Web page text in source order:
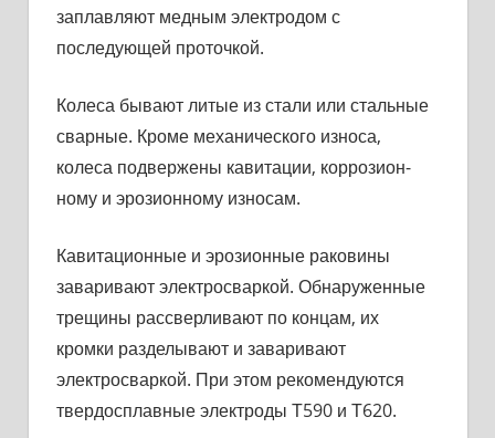
заплавляют медным электродом с
последующей проточкой.
Колеса бывают литые из стали или стальные
сварные. Кроме механического износа,
колеса подвержены кавитации, коррозион­
ному и эрозионному износам.
Кавитационные и эрозионные раковины
заваривают электро­сваркой. Обнаруженные
трещины рассверливают по концам, их
кромки разделывают и заваривают
электросваркой. При этом рекомендуются
твердосплавные электроды Т590 и Т620.